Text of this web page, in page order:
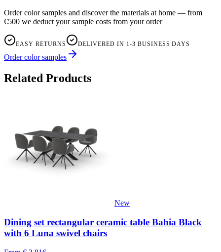
Order color samples and discover the materials at home — from
€500 we deduct your sample costs from your order
EASY RETURNS DELIVERED IN 1-3 BUSINESS DAYS
Order color samples
Related Products
New
Dining set rectangular ceramic table Bahia Black
with 6 Luna swivel chairs